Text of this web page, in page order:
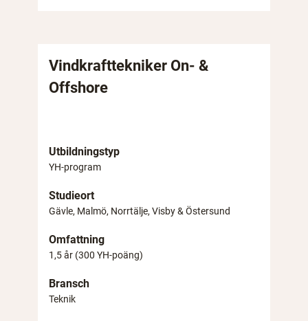
Vindkrafttekniker On- &
Offshore
Utbildningstyp
YH-program
Studieort
Gävle, Malmö, Norrtälje, Visby & Östersund
Omfattning
1,5 år (300 YH-poäng)
Bransch
Teknik